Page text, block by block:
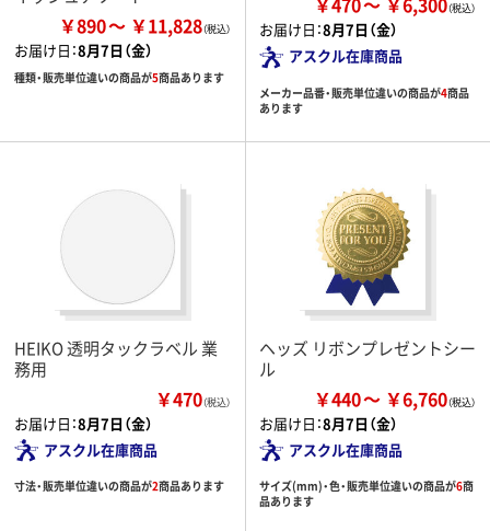
￥890 ￥11,828
お届け日：8月7日（金）
種類・販売単位違いの商品が5商品あります
お届け日：8月7日（金）
アスクル在庫商品
メーカー品番・販売単位違いの商品が4商品
あります
HEIKO 透明タックラベル 業
務用
￥470（税込）
お届け日：8月7日（金）
アスクル在庫商品
寸法・販売単位違いの商品が2商品あります
ヘッズ リボンプレゼントシー
ル
￥440 ￥6,760
お届け日：8月7日（金）
アスクル在庫商品
サイズ(mm)・色・販売単位違いの商品が6商
品あります